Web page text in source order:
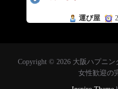
運び屋
Copyright © 2026 大阪ハプニン
女性歓迎の